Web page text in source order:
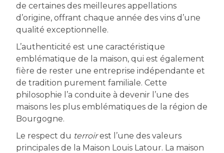
de certaines des meilleures appellations
d’origine, offrant chaque année des vins d’une
qualité exceptionnelle.
L’authenticité est une caractéristique
emblématique de la maison, qui est également
fière de rester une entreprise indépendante et
de tradition purement familiale. Cette
philosophie l’a conduite à devenir l’une des
maisons les plus emblématiques de la région de
Bourgogne.
Le respect du terroirest l’une des valeurs
principales de la Maison Louis Latour. La maison